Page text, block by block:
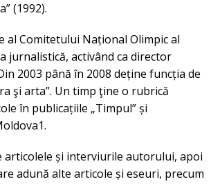
(1992).
al Comitetului Național Olimpic al
jurnalistică, activând ca director
2003 până în 2008 deține funcția de
şi arta”. Un timp ţine o rubrică
în publicațiile „Timpul” și
articolele și interviurile autorului, apoi
adună alte articole și eseuri, precum